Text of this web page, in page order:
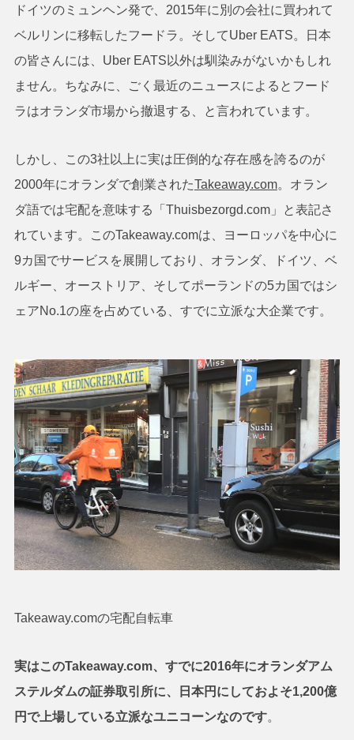
ドイツのミュンヘン発で、2015年に別の会社に買われて
ベルリンに移転したフードラ。そしてUber EATS。日本
の皆さんには、Uber EATS以外は馴染みがないかもしれ
ません。ちなみに、ごく最近のニュースによるとフード
ラはオランダ市場から撤退する、と言われています。
しかし、この3社以上に実は圧倒的な存在感を誇るのが
2000年にオランダで創業されたTakeaway.com。オラン
ダ語では宅配を意味する「Thuisbezorgd.com」と表記さ
れています。このTakeaway.comは、ヨーロッパを中心に
9カ国でサービスを展開しており、オランダ、ドイツ、ベ
ルギー、オーストリア、そしてポーランドの5カ国ではシ
ェアNo.1の座を占めている、すでに立派な大企業です。
Takeaway.comの宅配自転車
実はこのTakeaway.com、すでに2016年にオランダアム
ステルダムの証券取引所に、日本円にしておよそ1,200億
円で上場している立派なユニコーンなのです。